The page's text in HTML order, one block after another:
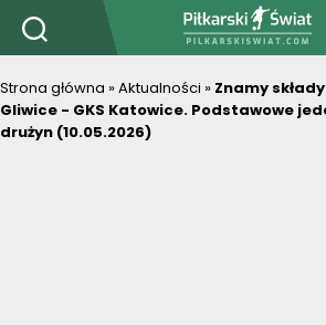
Strona główna »Aktualności » Znamy
Gliwice - GKS Katowice. Podstawowe
drużyn (10.05.2026)